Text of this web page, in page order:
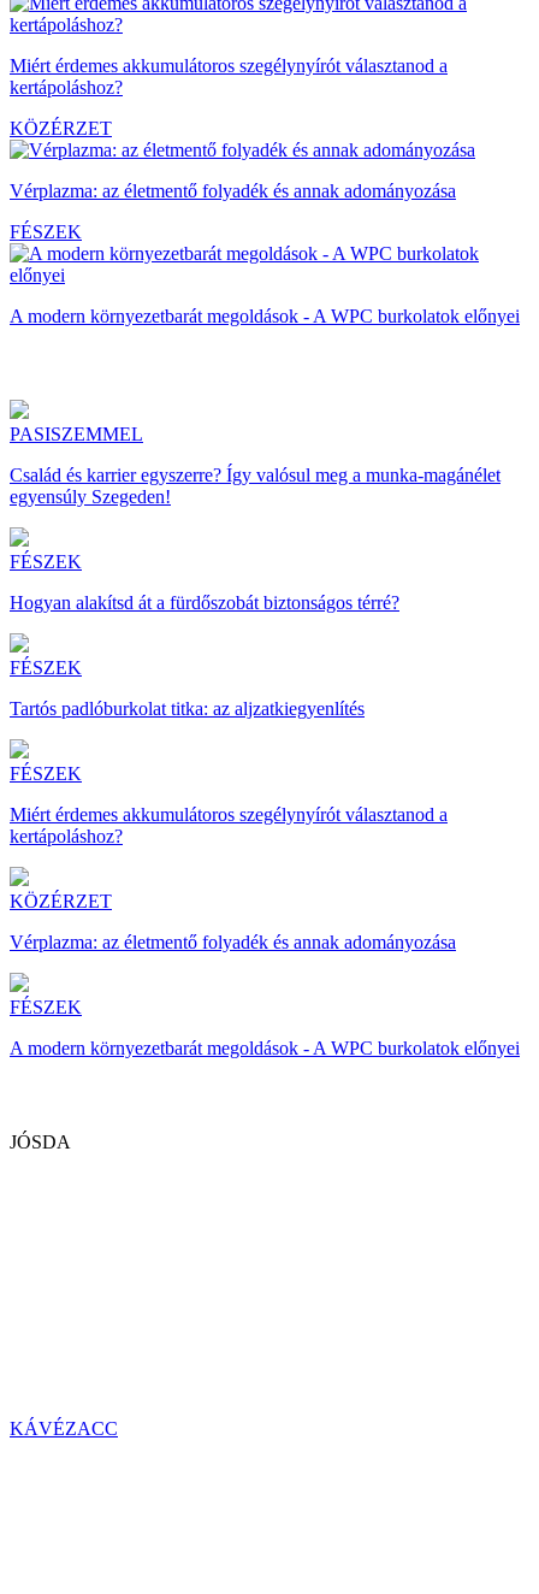
Miért érdemes akkumulátoros szegélynyírót választanod a
kertápoláshoz?
KÖZÉRZET
Vérplazma: az életmentő folyadék és annak adományozása
FÉSZEK
A modern környezetbarát megoldások - A WPC burkolatok előnyei
PASISZEMMEL
Család és karrier egyszerre? Így valósul meg a munka-magánélet
egyensúly Szegeden!
FÉSZEK
Hogyan alakítsd át a fürdőszobát biztonságos térré?
FÉSZEK
Tartós padlóburkolat titka: az aljzatkiegyenlítés
FÉSZEK
Miért érdemes akkumulátoros szegélynyírót választanod a
kertápoláshoz?
KÖZÉRZET
Vérplazma: az életmentő folyadék és annak adományozása
FÉSZEK
A modern környezetbarát megoldások - A WPC burkolatok előnyei
JÓSDA
KÁVÉZACC